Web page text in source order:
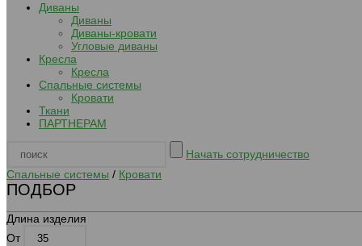
Диваны
Диваны
Диваны-кровати
Угловые диваны
Кресла
Кресла
Спальные системы
Кровати
Ткани
ПАРТНЕРАМ
Начать сотрудничество
Спальные системы / Кровати
ПОДБОР
Длина изделия
От